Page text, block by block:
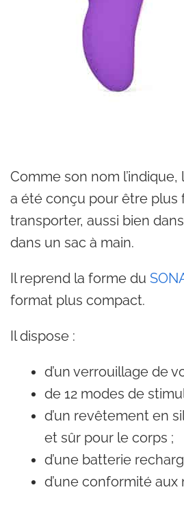
Comme son nom l’indique,
a été conçu pour être plus
transporter, aussi bien
dans un sac à main.
Il reprend la forme du
format plus compact.
Il dispose :
d’un verrouillage de
de 12 modes de
d’un revêtement en
et sûr pour le corps ;
d’une batterie
d’une conformité aux